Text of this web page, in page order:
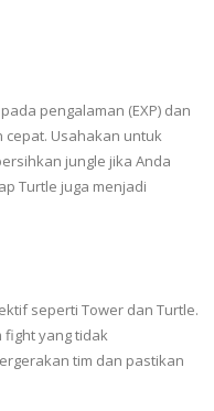
pengalaman (EXP) dan
cepat. Usahakan untuk
jungle jika Anda
Turtle juga menjadi
seperti Tower dan Turtle.
fight yang tidak
tim dan pastikan